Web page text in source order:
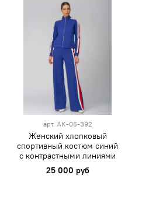
арт. АК-06-392
Женский хлопковый
спортивный костюм синий
с контрастными линиями
25 000 руб